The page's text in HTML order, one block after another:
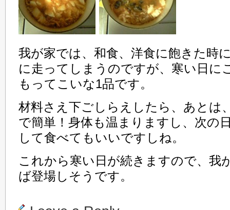
我が家では、和食、洋食に飽きた時
に走ってしまうのですが、寒い日に
もってこいな1品です。
材料さえ下ごしらえしたら、あとは
で簡単！身体も温まりますし、次の
して食べてもいいですしね。
これから寒い日が続きますので、我
ば登場しそうです。